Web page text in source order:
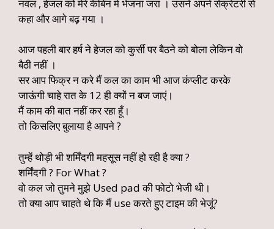
नवल , हेजल को मेरे केबिन में भेजना जरा । उसने अपने सेक्रेटरी से
कहा और आगे बढ़ गया ।
आज पहली बार हर्ष ने हेजल को कुर्सी पर बैठने को बोला लेकिन वो
बैठी नहीं ।
सर आप फिक्र न करे मैं कल का काम भी आज कंप्लीट करके
जाऊंगी चाहे रात के 12 ही क्यों न बज जाएं।
मैं काम की बात नहीं कर रहा हूँ।
तो किसलिए बुलाया है आपने ?
तुम्हें थोड़ी भी शर्मिंदगी महसूस नहीं हो रही है क्या ?
शर्मिंदगी ? For What ?
वो कल जो तुमने मुझे Used pad की फोटो भेजी थी।
तो क्या आप चाहते थे कि मैं use करते हुए टाइम की भेजूं?